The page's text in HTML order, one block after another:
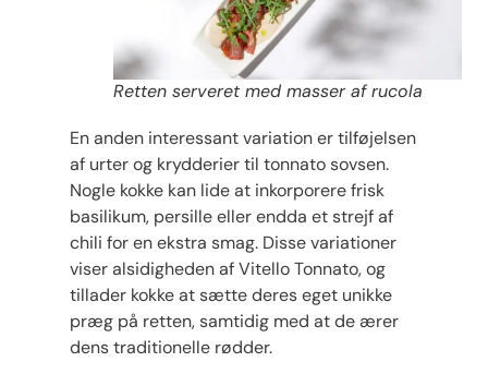
Retten serveret med masser af rucola
En anden interessant variation er tilføjelsen
af urter og krydderier til tonnato sovsen.
Nogle kokke kan lide at inkorporere frisk
basilikum, persille eller endda et strejf af
chili for en ekstra smag. Disse variationer
viser alsidigheden af Vitello Tonnato, og
tillader kokke at sætte deres eget unikke
præg på retten, samtidig med at de ærer
dens traditionelle rødder.